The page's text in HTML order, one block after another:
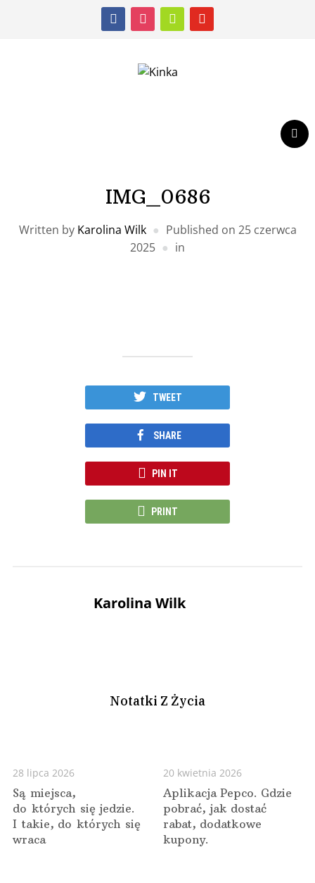
facebookinstagramshopping-
cart
youtube
IMG_0686
Written by Karolina Wilk Published on 25 czerwca
2025
in
TWEET
SHARE
PIN IT
PRINT
Karolina Wilk
Notatki Z Życia
28 lipca 2026
Są miejsca,
do których się jedzie.
I takie, do których się
wraca
20 kwietnia 2026
Aplikacja Pepco. Gdzie
pobrać, jak dostać
rabat, dodatkowe
kupony.